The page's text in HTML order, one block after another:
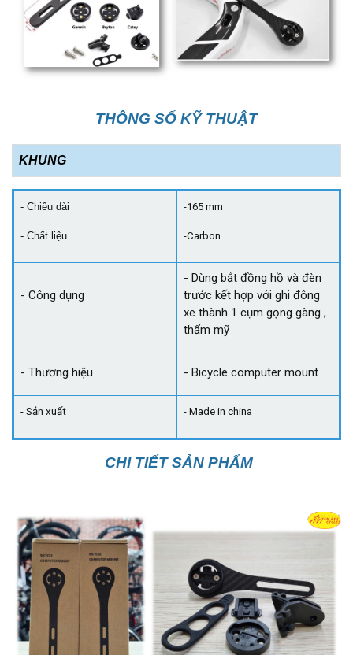
THÔNG SỐ KỸ THUẬT
KHUNG
- Chiều dài
- Chất liệu
-165 mm
-Carbon
- Công dụng
- Dùng bắt đồng hồ và đèn
trước kết hợp với ghi đông
xe thành 1 cụm gọng gàng ,
thẩm mỹ
- Thương hiệu - Bicycle computer mount
- Sản xuất - Made in china
CHI TIẾT SẢN PHẨM